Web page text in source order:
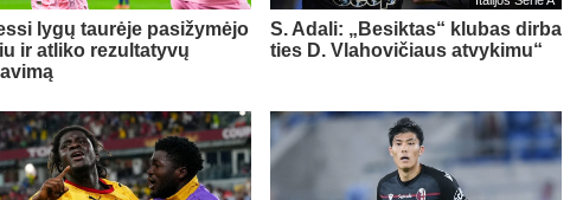
lygų taurėje pasižymėjo
ir atliko rezultatyvų
S. Adali: „Besiktas“ klubas dirba
ties D. Vlahovičiaus atvykimu“